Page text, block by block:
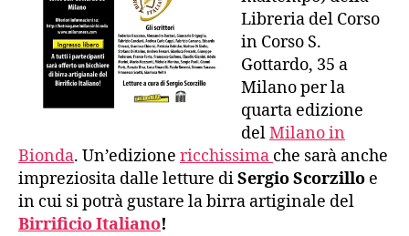
Libreria del Corso
in Corso S.
Gottardo, 35 a
Milano per la
quarta edizione
delMilano in
Bionda. Un’edizione ricchissima che sarà anche
impreziosita dalle letture diSergio Scorzillo e
in cui si potrà gustare la birra artiginale del
Birrificio Italiano!